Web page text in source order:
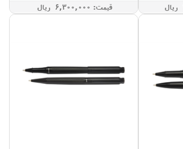
قيمت: 6,300,000 ريال